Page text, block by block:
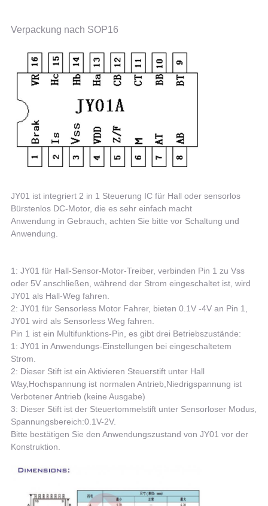
Verpackung nach SOP16
JY01 ist integriert 2 in 1 Steuerung IC für Hall oder sensorlos
Bürstenlos DC-Motor, die es sehr einfach macht
Anwendung in Gebrauch, achten Sie bitte vor Schaltung und
Anwendung.
1: JY01 für Hall-Sensor-Motor-Treiber, verbinden Pin 1 zu Vss
oder 5V anschließen, während der Strom eingeschaltet ist, wird
JY01 als Hall-Weg fahren.
2: JY01 für Sensorless Motor Fahrer, bieten 0.1V -4V an Pin 1,
JY01 wird als Sensorless Weg fahren.
Pin 1 ist ein Multifunktions-Pin, es gibt drei Betriebszustände:
1: JY01 in Anwendungs-Einstellungen bei eingeschaltetem
Strom.
2: Dieser Stift ist ein Aktivieren Steuerstift unter Hall
Way,Hochspannung ist normalen Antrieb,Niedrigspannung ist
Verbotener Antrieb (keine Ausgabe)
3: Dieser Stift ist der Steuertommelstift unter Sensorloser Modus,
Spannungsbereich:0.1V-2V.
Bitte bestätigen Sie den Anwendungszustand von JY01 vor der
Konstruktion.